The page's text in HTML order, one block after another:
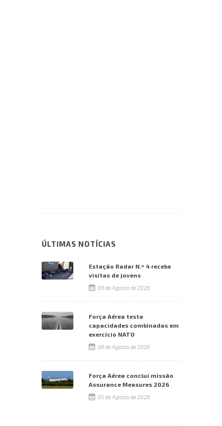
ÚLTIMAS NOTÍCIAS
Estação Radar N.º 4 recebe
visitas de jovens
06 de Agosto de 2026
Força Aérea testa
capacidades combinadas em
exercício NATO
06 de Agosto de 2026
Força Aérea conclui missão
Assurance Measures 2026
05 de Agosto de 2026